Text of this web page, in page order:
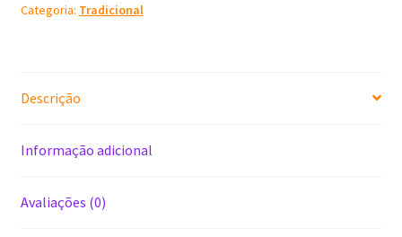
quantidade
Categoria: Tradicional
Descrição
Informação adicional
Avaliações (0)